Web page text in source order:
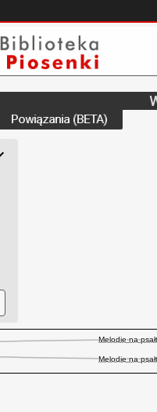
Powiązania (BETA)
Melodie na
Melodie na